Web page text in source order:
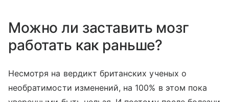
Можно ли заставить мозг
работать как раньше?
Несмотря на вердикт британских ученых о
необратимости изменений, на 100% в этом пока